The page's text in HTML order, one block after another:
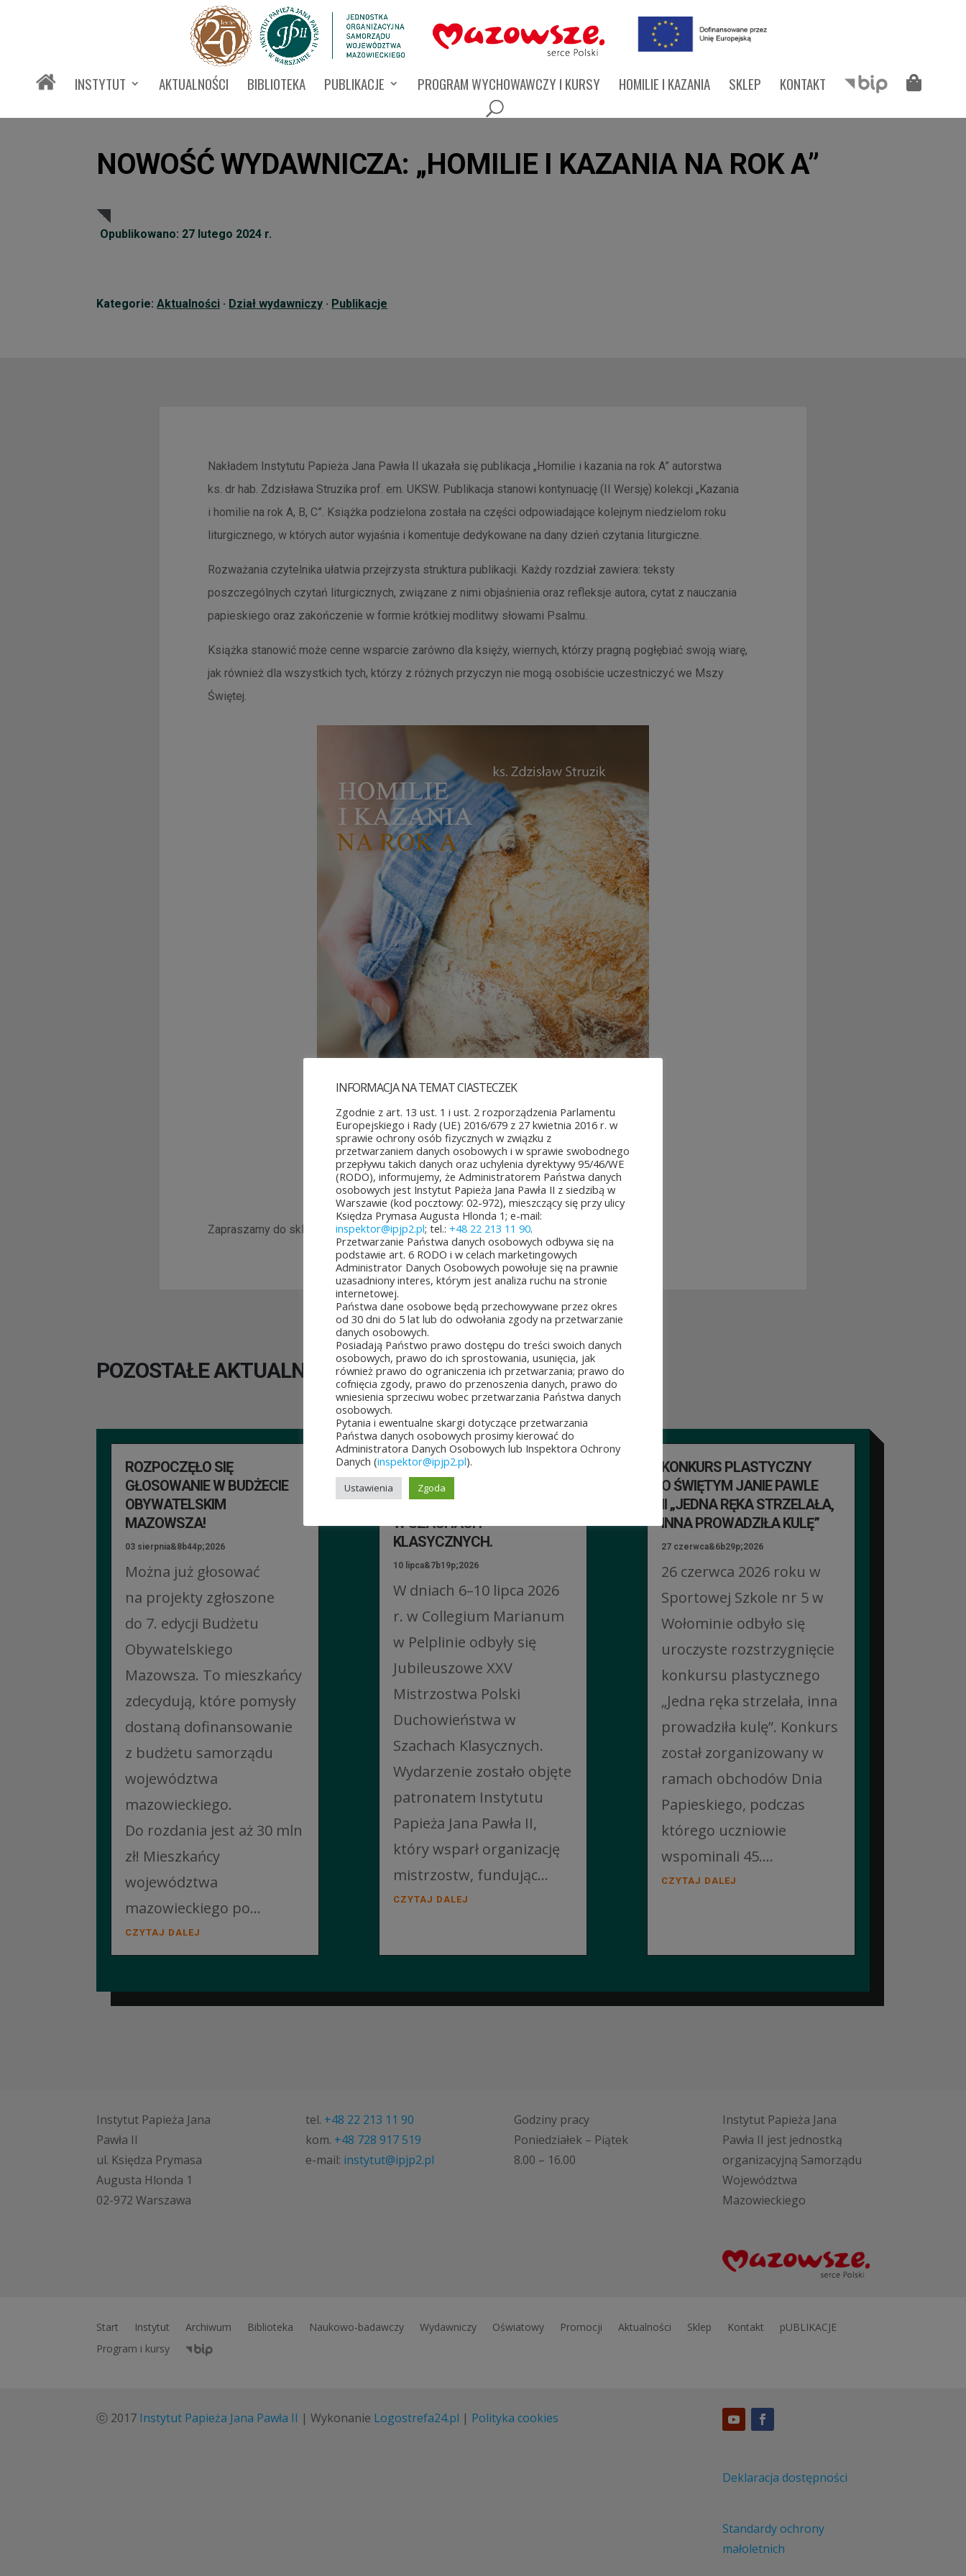
INSTYTUT AKTUALNOŚCI BIBLIOTEKA PUBLIKACJE PROGRAM WYCHOWAWCZY I KURSY HOMILIE I KAZANIA SKLEP KONTAKT
NOWOŚĆ WYDAWNICZA: „HOMILIE I KAZANIA NA ROK A”
Opublikowano: 27 lutego 2024 r.
Kategorie:Aktualności · Dział wydawniczy · Publikacje
Nakładem Instytutu Papieża Jana Pawła II ukazała się publikacja „Homilie i kazania na rok A” autorstwa
ks. dr hab. Zdzisława Struzika prof. em. UKSW. Publikacja stanowi kontynuację (II Wersję) kolekcji „Kazania
i homilie na rok A, B, C”. Książka podzielona została na części odpowiadające kolejnym niedzielom roku
liturgicznego, w których autor wyjaśnia i komentuje dedykowane na dany dzień czytania liturgiczne.
Rozważania czytelnika ułatwia przejrzysta struktura publikacji. Każdy rozdział zawiera: teksty
poszczególnych czytań liturgicznych, związane z nimi objaśnienia oraz refleksje autora, cytat z nauczania
papieskiego oraz zakończenie w formie krótkiej modlitwy słowami Psalmu.
Książka stanowić może cenne wsparcie zarówno dla księży, wiernych, którzy pragną pogłębiać swoją wiarę,
jak również dla wszystkich tych, którzy z różnych przyczyn nie mogą osobiście uczestniczyć we Mszy
Świętej.
Zapraszamy do sklepu internetowego:„Homilie i kazania na rok A”
POZOSTAŁE AKTUALNOŚCI
ROZPOCZĘŁO SIĘ
GŁOSOWANIE W BUDŻECIE
OBYWATELSKIM
MAZOWSZA!
03 sierpnia&8b44p;2026
Można już głosować
na projekty zgłoszone
do 7. edycji Budżetu
Obywatelskiego
Mazowsza. To mieszkańcy
zdecydują, które pomysły
dostaną dofinansowanie
z budżetu samorządu
województwa
mazowieckiego.
Do rozdania jest aż 30 mln
zł! Mieszkańcy
województwa
mazowieckiego po...
CZYTAJ DALEJ
JUBILEUSZOWE XXV
MISTRZOSTWA POLSKI
DUCHOWIEŃSTWA
W SZACHACH
KLASYCZNYCH.
10 lipca&7b19p;2026
W dniach 6–10 lipca 2026
r. w Collegium Marianum
w Pelplinie odbyły się
Jubileuszowe XXV
Mistrzostwa Polski
Duchowieństwa w
Szachach Klasycznych.
Wydarzenie zostało objęte
patronatem Instytutu
Papieża Jana Pawła II,
który wsparł organizację
mistrzostw, fundując...
CZYTAJ DALEJ
KONKURS PLASTYCZNY
O ŚWIĘTYM JANIE PAWLE
II „JEDNA RĘKA STRZELAŁA,
INNA PROWADZIŁA KULĘ”
27 czerwca&6b29p;2026
26 czerwca 2026 roku w
Sportowej Szkole nr 5 w
Wołominie odbyło się
uroczyste rozstrzygnięcie
konkursu plastycznego
„Jedna ręka strzelała, inna
prowadziła kulę”. Konkurs
został zorganizowany w
ramach obchodów Dnia
Papieskiego, podczas
którego uczniowie
wspominali 45....
CZYTAJ DALEJ
Instytut Papieża Jana
Pawła II
ul. Księdza Prymasa
Augusta Hlonda 1
02-972 Warszawa
tel. +48 22 213 11 90
kom. +48 728 917 519
e-mail: instytut@ipjp2.pl
Godziny pracy
Poniedziałek – Piątek
8.00 – 16.00
Instytut Papieża Jana
Pawła II jest jednostką
organizacyjną Samorządu
Województwa
Mazowieckiego
Start Instytut Archiwum Biblioteka Naukowo-badawczy Wydawniczy Oświatowy Promocji Aktualności Sklep Kontakt
pUBLIKACJE
Program i kursy
ⓒ 2017 Instytut Papieża Jana Pawła II | Wykonanie Logostrefa24.pl | Polityka cookies
Deklaracja dostępności
Standardy ochrony
małoletnich
INFORMACJA NA TEMAT CIASTECZEK
Zgodnie z art. 13 ust. 1 i ust. 2 rozporządzenia Parlamentu
Europejskiego i Rady (UE) 2016/679 z 27 kwietnia 2016 r. w
sprawie ochrony osób fizycznych w związku z
przetwarzaniem danych osobowych i w sprawie swobodnego
przepływu takich danych oraz uchylenia dyrektywy 95/46/WE
(RODO), informujemy, że Administratorem Państwa danych
osobowych jest Instytut Papieża Jana Pawła II z siedzibą w
Warszawie (kod pocztowy: 02-972), mieszczący się przy ulicy
Księdza Prymasa Augusta Hlonda 1; e-mail:
inspektor@ipjp2.pl; tel.: +48 22 213 11 90.
Przetwarzanie Państwa danych osobowych odbywa się na
podstawie art. 6 RODO i w celach marketingowych
Administrator Danych Osobowych powołuje się na prawnie
uzasadniony interes, którym jest analiza ruchu na stronie
internetowej.
Państwa dane osobowe będą przechowywane przez okres
od 30 dni do 5 lat lub do odwołania zgody na przetwarzanie
danych osobowych.
Posiadają Państwo prawo dostępu do treści swoich danych
osobowych, prawo do ich sprostowania, usunięcia, jak
również prawo do ograniczenia ich przetwarzania; prawo do
cofnięcia zgody, prawo do przenoszenia danych, prawo do
wniesienia sprzeciwu wobec przetwarzania Państwa danych
osobowych.
Pytania i ewentualne skargi dotyczące przetwarzania
Państwa danych osobowych prosimy kierować do
Administratora Danych Osobowych lub Inspektora Ochrony
Danych (inspektor@ipjp2.pl).
Ustawienia Zgoda